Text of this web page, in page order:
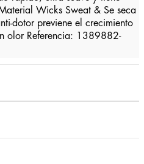
Wicks Sweat & Se seca
dotor previene el crecimiento
olor Referencia: 1389882-